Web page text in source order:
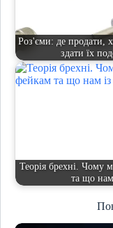
Роз'єми: де продати,
здати їх
Теорія брехні. Чому
та що